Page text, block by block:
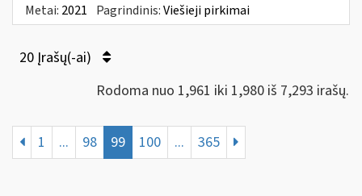
Metai: 2021 Pagrindinis:Viešieji pirkimai
20 Įrašų(-ai)
Rodoma nuo 1,961 iki 1,980 iš 7,293 irašų.
1 ... 98 99 100 ... 365